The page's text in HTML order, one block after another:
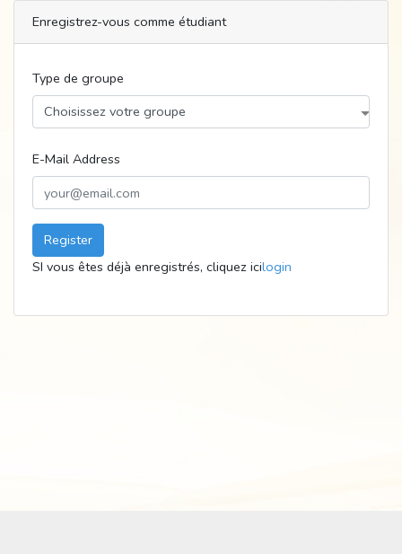
Enregistrez-vous comme étudiant
Type de groupe
E-Mail Address
Register
SI vous êtes déjà enregistrés, cliquez icilogin